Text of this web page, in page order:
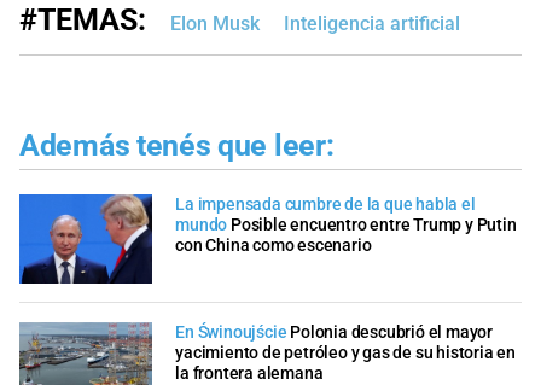
#TEMAS: Elon Musk Inteligencia artificial
Además tenés que leer:
La impensada cumbre de la que habla el
mundo Posible encuentro entre Trump y Putin
con China como escenario
En Świnoujście Polonia descubrió el mayor
yacimiento de petróleo y gas de su historia en
la frontera alemana